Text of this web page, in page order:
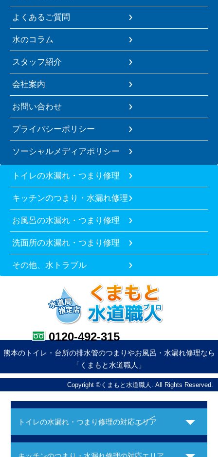
よくあるご質問
水のコラム
スタッフ紹介
会社案内
お問い合わせ
プライバシーポリシー
ソーシャルメディアポリシー
トイレの水漏れ・つまり修理
キッチンのつまり・水漏れ修理
お風呂の水漏れ・つまり修理
洗面所の水漏れ・つまり修理
その他、水トラブル
0120-492-315
熊本のトイレ・台所の排水管のつまりやお風呂・水漏れ修理なら
「くまもと水道職人」
Copyright ©くまもと水道職人. All Rights Reserved.
トイレの水漏れ・つまり修理の対応エリア